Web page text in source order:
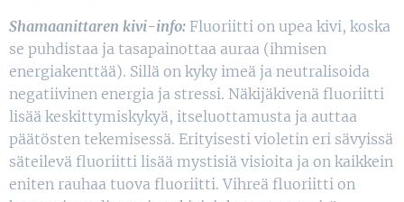
Shamaanittaren kivi-info: Fluoriitti on upea kivi, koska
se puhdistaa ja tasapainottaa auraa (ihmisen
energiakenttää). Sillä on kyky imeä ja neutralisoida
negatiivinen energia ja stressi. Näkijäkivenä fluoriitti
lisää keskittymiskykyä, itseluottamusta ja auttaa
päätösten tekemisessä. Erityisesti violetin eri sävyissä
säteilevä fluoriitti lisää mystisiä visioita ja on kaikkein
eniten rauhaa tuova fluoriitti. Vihreä fluoriitti on